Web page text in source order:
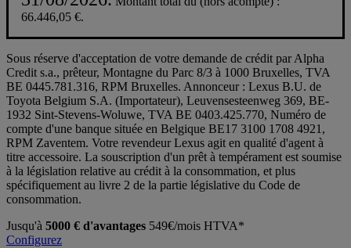
66.446,05 €.
Sous réserve d'acceptation de votre demande de crédit par Alpha
Credit s.a., prêteur, Montagne du Parc 8/3 à 1000 Bruxelles, TVA
BE 0445.781.316, RPM Bruxelles. Annonceur : Lexus B.U. de
Toyota Belgium S.A. (Importateur), Leuvensesteenweg 369, BE-
1932 Sint-Stevens-Woluwe, TVA BE 0403.425.770, Numéro de
compte d'une banque située en Belgique BE17 3100 1708 4921,
RPM Zaventem. Votre revendeur Lexus agit en qualité d'agent à
titre accessoire. La souscription d'un prêt à tempérament est soumise
à la législation relative au crédit à la consommation, et plus
spécifiquement au livre 2 de la partie législative du Code de
consommation.
Jusqu'à 5000 € d'avantages 549€/mois HTVA*
Configurez